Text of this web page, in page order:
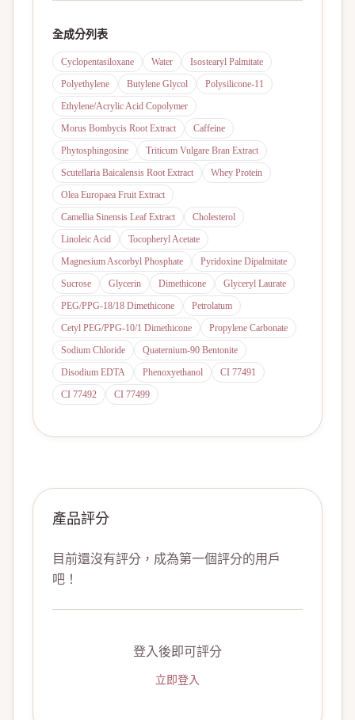
全成分列表
Cyclopentasiloxane Water
Isostearyl Palmitate
Polyethylene
Butylene Glycol
Polysilicone-11
Ethylene/Acrylic Acid Copolymer
Morus Bombycis Root Extract
Caffeine
Phytosphingosine
Triticum Vulgare Bran Extract
Scutellaria Baicalensis Root Extract
Whey Protein
Olea Europaea Fruit Extract
Camellia Sinensis Leaf Extract
Cholesterol
Linoleic Acid
Tocopheryl Acetate
Magnesium Ascorbyl Phosphate
Pyridoxine Dipalmitate
Sucrose
Glycerin Dimethicone
Glyceryl Laurate
PEG/PPG-18/18 Dimethicone
Petrolatum
Cetyl PEG/PPG-10/1 Dimethicone
Propylene Carbonate
Sodium Chloride
Quaternium-90 Bentonite
Disodium EDTA
Phenoxyethanol
CI 77491
CI 77492
CI 77499
產品評分
目前還沒有評分，成為第一個評分的用戶
吧！
登入後即可評分
立即登入